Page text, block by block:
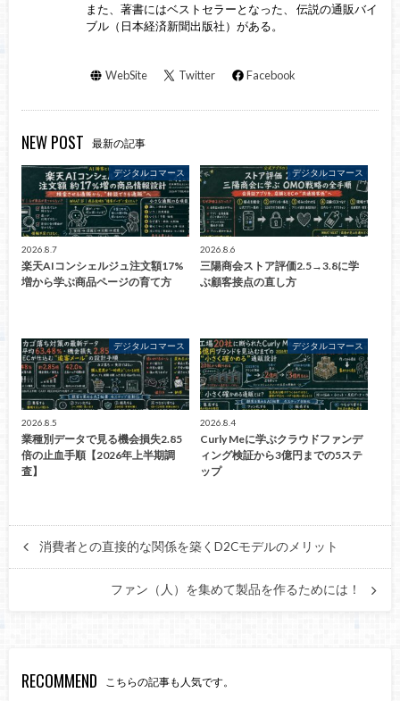
また、著書にはベストセラーとなった、 伝説の通販バイ
ブル（日本経済新聞出版社）がある。
WebSite Twitter Facebook
NEW POST 最新の記事
デジタルコマース
2026.8.7
楽天AIコンシェルジュ注文額17%
増から学ぶ商品ページの育て方
デジタルコマース
2026.8.6
三陽商会ストア評価2.5→3.8に学
ぶ顧客接点の直し方
デジタルコマース
2026.8.5
業種別データで見る機会損失2.85
倍の止血手順【2026年上半期調
査】
デジタルコマース
2026.8.4
Curly Meに学ぶクラウドファンデ
ィング検証から3億円までの5ステ
ップ
消費者との直接的な関係を築くD2Cモデルのメリット
ファン（人）を集めて製品を作るためには！
RECOMMEND こちらの記事も人気です。